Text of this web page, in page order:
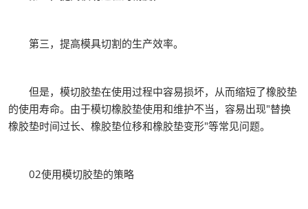
第三，提高模具切割的生产效率。
但是，模切胶垫在使用过程中容易损坏，从而缩短了橡胶垫
的使用寿命。由于模切橡胶垫使用和维护不当，容易出现"替换
橡胶垫时间过长、橡胶垫位移和橡胶垫变形"等常见问题。
02使用模切胶垫的策略